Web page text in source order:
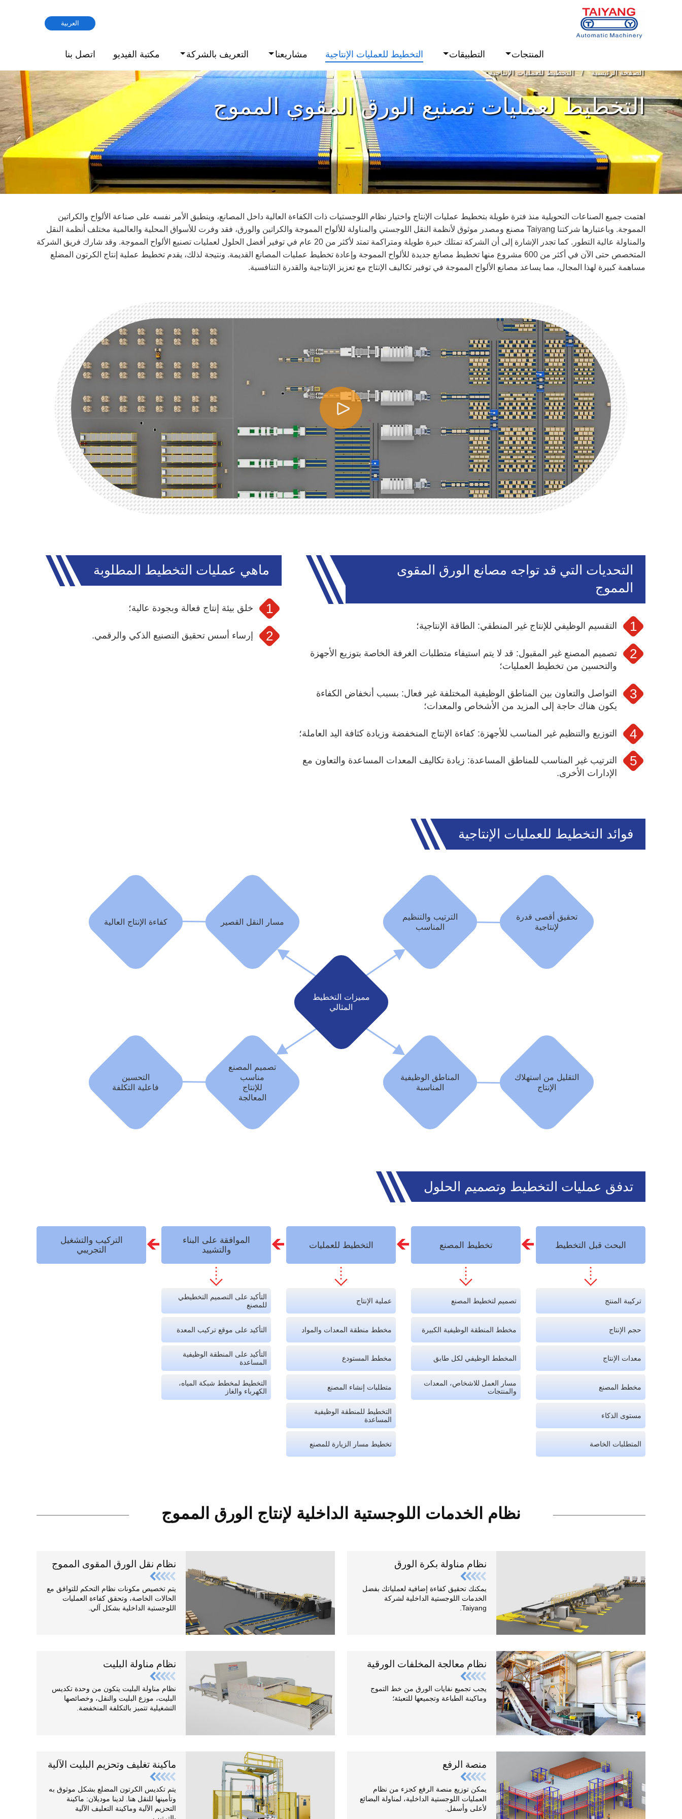
العربية
المنتجات التطبيقات التخطيط للعمليات الإنتاجية مشاريعنا التعريف بالشركة مكتبة الفيديو اتصل بنا
الصفحة الرئيسية التخطيط للعمليات الإنتاجية
التخطيط لعمليات تصنيع الورق المقوي المموج
اهتمت جميع الصناعات التحويلية منذ فترة طويلة بتخطيط عمليات الإنتاج واختيار نظام اللوجستيات ذات الكفاءة العالية داخل المصانع، وينطبق الأمر نفسه على صناعة الألواح والكراتين
المموجة. وباعتبارها شركتنا Taiyang مصنع ومصدر موثوق لأنظمة النقل اللوجستي والمناولة للألواح المموجة والكراتين والورق، فقد وفرت للأسواق المحلية والعالمية مختلف أنظمة النقل
والمناولة عالية التطور. كما تجدر الإشارة إلى أن الشركة تمتلك خبرة طويلة ومتراكمة تمتد لأكثر من 20 عام في توفير أفضل الحلول لعمليات تصنيع الألواح المموجة. وقد شارك فريق الشركة
المتخصص حتى الآن في أكثر من 600 مشروع منها تخطيط مصانع جديدة للألواح المموجة وإعادة تخطيط عمليات المصانع القديمة. ونتيجة لذلك، يقدم تخطيط عملية إنتاج الكرتون المضلع
مساهمة كبيرة لهذا المجال، مما يساعد مصانع الألواح المموجة في توفير تكاليف الإنتاج مع تعزيز الإنتاجية والقدرة التنافسية.
التحديات التي قد تواجه مصانع الورق المقوى
المموج
التقسيم الوظيفي للإنتاج غير المنطقي: الطاقة الإنتاجية؛
تصميم المصنع غير المقبول: قد لا يتم استيفاء متطلبات الغرفة الخاصة بتوزيع الأجهزة
والتحسين من تخطيط العمليات؛
التواصل والتعاون بين المناطق الوظيفية المختلفة غير فعال: بسبب أنخفاض الكفاءة
يكون هناك حاجة إلى المزيد من الأشخاص والمعدات؛
التوزيع والتنظيم غير المناسب للأجهزة: كفاءة الإنتاج المنخفضة وزيادة كثافة اليد العاملة؛
الترتيب غير المناسب للمناطق المساعدة: زيادة تكاليف المعدات المساعدة والتعاون مع
الإدارات الأخرى.
ماهي عمليات التخطيط المطلوبة
خلق بيئة إنتاج فعالة وبجودة عالية؛
إرساء أسس تحقيق التصنيع الذكي والرقمي.
فوائد التخطيط للعمليات الإنتاجية
تحقيق أقصى قدرة
لإنتاجية
الترتيب والتنظيم
المناسب
مسار النقل القصير كفاءة الإنتاج العالية
مميزات التخطيط
المثالي
التقليل من استهلاك
الإنتاج
المناطق الوظيفية
المناسبة
تصميم المصنع
مناسب
للإنتاج
المعالجة
التحسين
فاعلية التكلفة
تدفق عمليات التخطيط وتصميم الحلول
البحث قبل التخطيط
تركيبة المنتج
حجم الإنتاج
معدات الإنتاج
مخطط المصنع
مستوى الذكاء
المتطلبات الخاصة
تخطيط المصنع
تصميم لتخطيط المصنع
مخطط المنطقة الوظيفية الكبيرة
المخطط الوظيفي لكل طابق
مسار العمل للاشخاص، المعدات
والمنتجات
التخطيط للعمليات
عملية الإنتاج
مخطط منطقة المعدات والمواد
مخطط المستودع
متطلبات إنشاء المصنع
التخطيط للمنطقة الوظيفية
المساعدة
تخطيط مسار الزيارة للمصنع
الموافقة على البناء
والتشييد
التأكيد على التصميم التخطيطي
للمصنع
التأكيد على موقع تركيب المعدة
التأكيد على المنطقة الوظيفية
المساعدة
التخطيط لمخطط شبكة المياه،
الكهرباء والغاز
التركيب والتشغيل
التجريبي
نظام الخدمات اللوجستية الداخلية لإنتاج الورق المموج
نظام مناولة بكرة الورق
يمكنك تحقيق كفاءة إضافية لعملياتك بفضل
الخدمات اللوجستية الداخلية لشركة
Taiyang.
نظام نقل الورق المقوى المموج
يتم تخصيص مكونات نظام التحكم للتوافق مع
الحالات الخاصة، وتحقق كفاءة العمليات
اللوجستية الداخلية بشكل آلي.
نظام معالجة المخلفات الورقية
يجب تجميع نفايات الورق من خط التموج
وماكينة الطباعة وتجميعها للتعبئة؛
نظام مناولة البليت
نظام مناولة البليت يتكون من وحدة تكديس
البليت، موزع البليت والنقل، وخصائصها
التشغيلية تتميز بالتكلفة المنخفضة.
منصة الرفع
يمكن توزيع منصة الرفع كجزء من نظام
العمليات اللوجستية الداخلية، لمناولة البضائع
لأعلى وأسفل.
ماكينة تغليف وتحزيم البليت الآلية
يتم تكديس الكرتون المضلع بشكل موثوق به
وتأمينها للنقل هنا. لدينا موديلان: ماكينة
التحزيم الآلية وماكينة التعليف الآلية